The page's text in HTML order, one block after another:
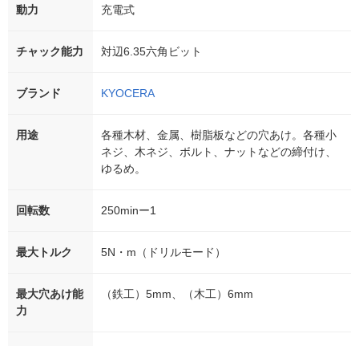
動力 充電式
チャック能力 対辺6.35六角ビット
ブランド KYOCERA
用途
各種木材、金属、樹脂板などの穴あけ。各種小
ネジ、木ネジ、ボルト、ナットなどの締付け、
ゆるめ。
回転数 250minー1
最大トルク 5N・m（ドリルモード）
最大穴あけ能
力
（鉄工）5mm、（木工）6mm